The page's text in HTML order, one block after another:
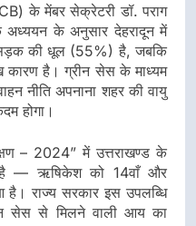
के मेंबर सेक्रेटरी डॉ. पराग
अध्ययन के अनुसार देहरादून में
की धूल (55%) है, जबकि
कारण है। ग्रीन सेस के माध्यम
नीति अपनाना शहर की वायु
होगा।
– 2024” में उत्तराखण्ड के
है — ऋषिकेश को 14वाँ और
है। राज्य सरकार इस उपलब्धि
सेस से मिलने वाली आय का